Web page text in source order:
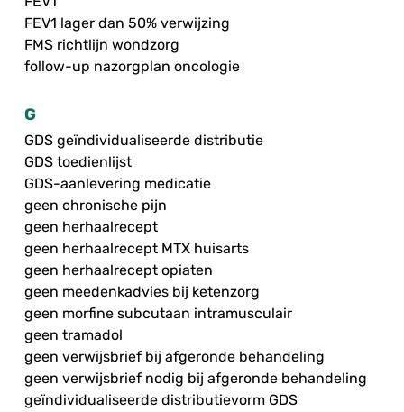
FEV1 lager dan 50% verwijzing
FMS richtlijn wondzorg
follow-up nazorgplan oncologie
G
GDS geïndividualiseerde distributie
GDS toedienlijst
GDS-aanlevering medicatie
geen chronische pijn
geen herhaalrecept
geen herhaalrecept MTX huisarts
geen herhaalrecept opiaten
geen meedenkadvies bij ketenzorg
geen morfine subcutaan intramusculair
geen tramadol
geen verwijsbrief bij afgeronde behandeling
geen verwijsbrief nodig bij afgeronde behandeling
geïndividualiseerde distributievorm GDS